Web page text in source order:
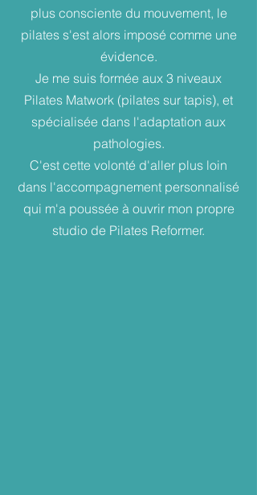
plus consciente du mouvement, le
pilates s'est alors imposé comme une
évidence.
Je me suis formée aux 3 niveaux
Pilates Matwork (pilates sur tapis), et
spécialisée dans l'adaptation aux
pathologies.
C'est cette volonté d'aller plus loin
dans l'accompagnement personnalisé
qui m'a poussée à ouvrir mon propre
studio de Pilates Reformer.